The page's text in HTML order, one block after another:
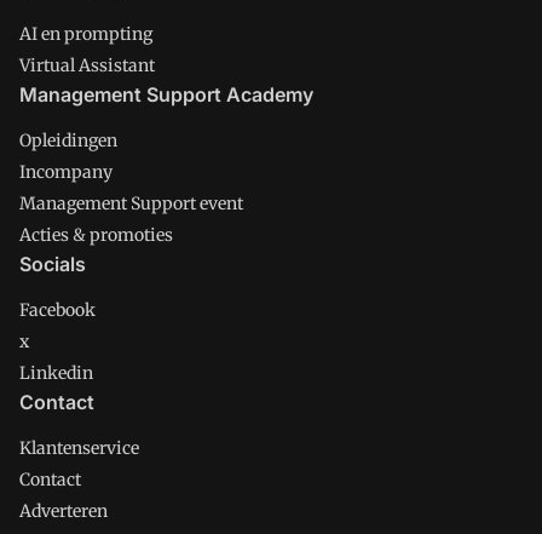
AI en prompting
Virtual Assistant
Management Support Academy
Opleidingen
Incompany
Management Support event
Acties & promoties
Socials
Facebook
x
Linkedin
Contact
Klantenservice
Contact
Adverteren